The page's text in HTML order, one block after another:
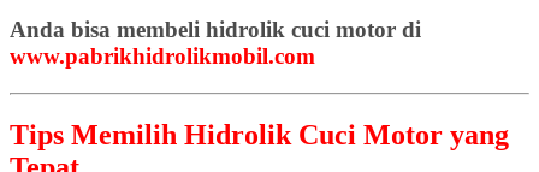
Anda bisa membeli hidrolik cuci motor di
www.pabrikhidrolikmobil.com
Tips Memilih Hidrolik Cuci Motor yang